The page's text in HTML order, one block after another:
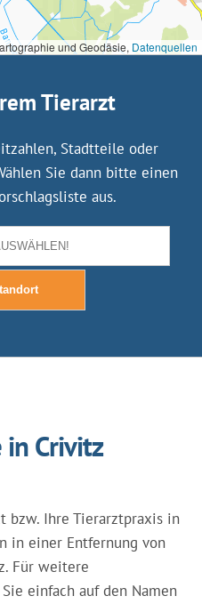
und Geodäsie, Datenquellen
Tierarzt
Stadtteile oder
Sie dann bitte einen
aus.
Crivitz
bzw. Ihre Tierarztpraxis in
in einer Entfernung von
Für weitere
einfach auf den Namen